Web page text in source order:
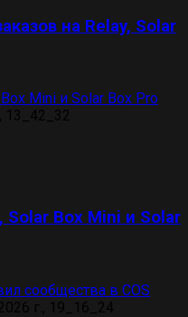
на Relay, Solar
Mini и Solar Box Pro
Solar Box Mini и Solar
сообщества в COS